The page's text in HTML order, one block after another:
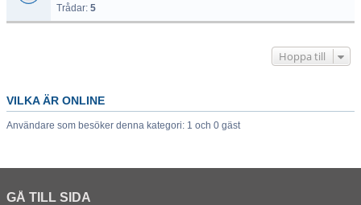
Trådar: 5
Hoppa till
VILKA ÄR ONLINE
Användare som besöker denna kategori: 1 och 0 gäst
GÅ TILL SIDA